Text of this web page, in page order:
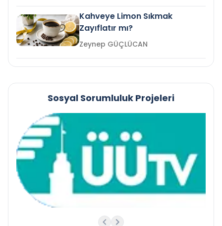
Kahveye Limon Sıkmak
Zayıflatır mı?
Zeynep GÜÇLÜCAN
Sosyal Sorumluluk Projeleri